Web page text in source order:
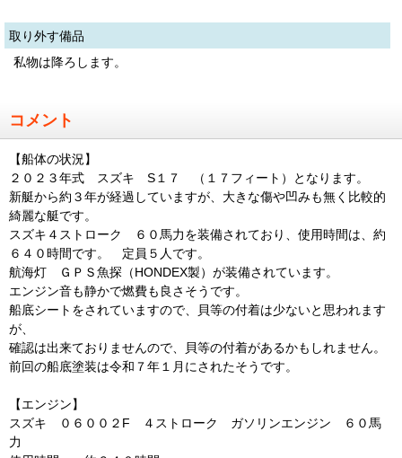
取り外す備品
私物は降ろします。
コメント
【船体の状況】
２０２３年式 スズキ S１７ （１７フィート）となります。
新艇から約３年が経過していますが、大きな傷や凹みも無く比較的
綺麗な艇です。
スズキ４ストローク ６０馬力を装備されており、使用時間は、約
６４０時間です。 定員５人です。
航海灯 ＧＰＳ魚探（HONDEX製）が装備されています。
エンジン音も静かで燃費も良さそうです。
船底シートをされていますので、貝等の付着は少ないと思われます
が、
確認は出来ておりませんので、貝等の付着があるかもしれません。
前回の船底塗装は令和７年１月にされたそうです。
【エンジン】
スズキ ０６００２F ４ストローク ガソリンエンジン ６０馬
力